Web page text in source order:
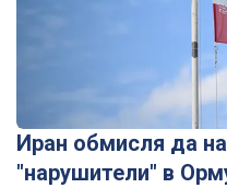
Иран обмисля да
"нарушители" в